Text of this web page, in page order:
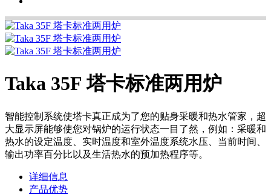
Taka 35F 塔卡标准两用炉
智能控制系统使塔卡真正成为了您的贴身采暖和热水管家，超
大显示屏能够使您对锅炉的运行状态一目了然，例如：采暖和
热水的设定温度、实时温度和室外温度系统水压、当前时间、
输出功率百分比以及生活热水的预加热程序等。
详细信息
产品优势